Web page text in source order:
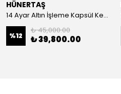
HÜNERTAŞ
14 Ayar Altın İşleme Kapsül Kesim Oltu Taşı Tespih
%12
₺ 45,000.00
₺ 39,800.00